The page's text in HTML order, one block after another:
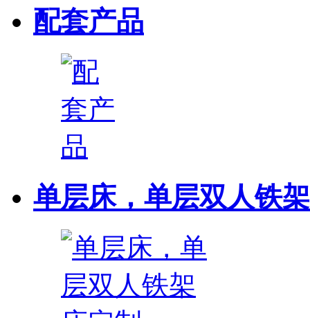
配套产品
单层床，单层双人铁